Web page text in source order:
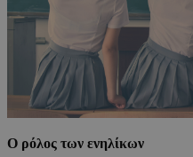
Ο ρόλος των ενηλίκων